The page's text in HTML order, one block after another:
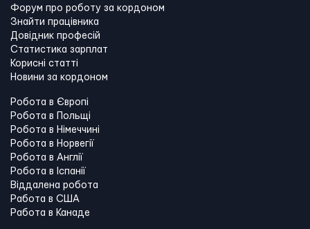
Форум про роботу за кордоном
Знайти працівника
Довідник професій
Статистика зарплат
Корисні статті
Новини за кордоном
Робота в Європі
Робота в Польщі
Робота в Німеччині
Робота в Норвегії
Робота в Англії
Робота в Іспанії
Віддалена робота
Работа в США
Работа в Канадe